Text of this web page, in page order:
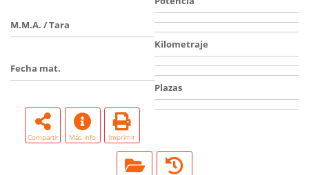
M.M.A. / Tara
Kilometraje
Fecha mat.
Plazas
Compartir Más info Imprimir